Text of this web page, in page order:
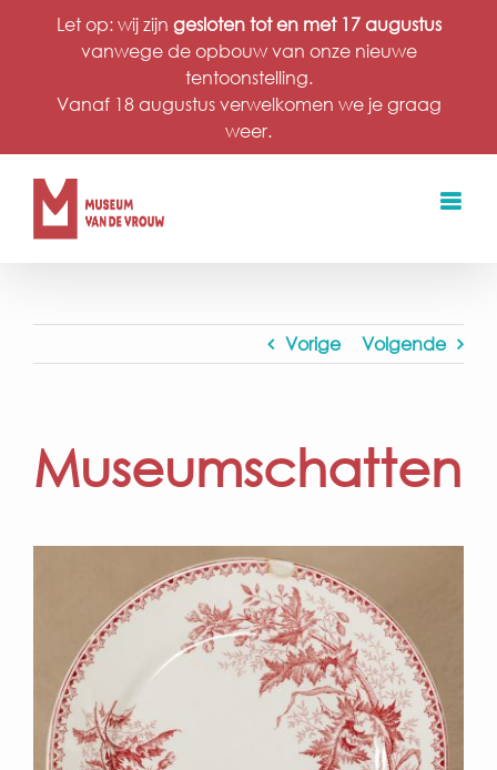
Let op: wij zijn gesloten tot en met 17 augustus
vanwege de opbouw van onze nieuwe
tentoonstelling.
Vanaf 18 augustus verwelkomen we je graag
weer.
Vorige Volgende
Museumschatten